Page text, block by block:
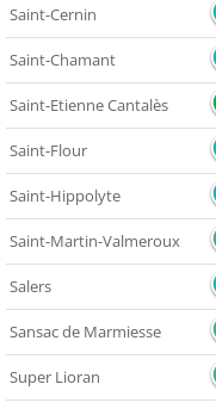
Saint-Cernin
Saint-Chamant
Saint-Etienne Cantalès
Saint-Flour
Saint-Hippolyte
Saint-Martin-Valmeroux
Salers
Sansac de Marmiesse
Super Lioran